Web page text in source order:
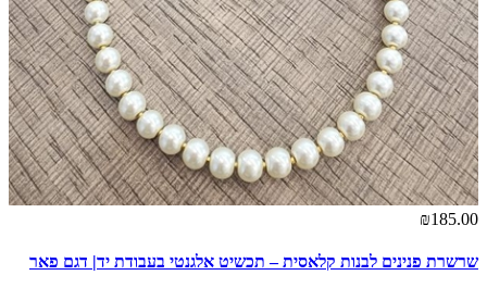
₪185.00
שרשרת פנינים לבנות קלאסית – תכשיט אלגנטי בעבודת יד| דגם פאר